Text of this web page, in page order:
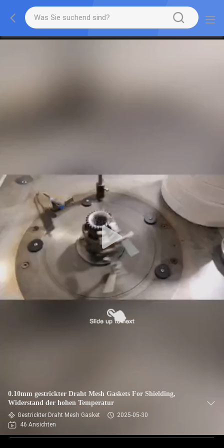
0.10mm gestrickter Draht Mesh Gaskets For Shielding,
Widerstand der hohen Temperatur
Gestrickter Draht Mesh Gasket
2025-05-30
46 Ansichten